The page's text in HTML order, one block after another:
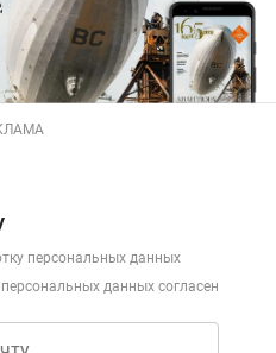
персональных данных
данных согласен